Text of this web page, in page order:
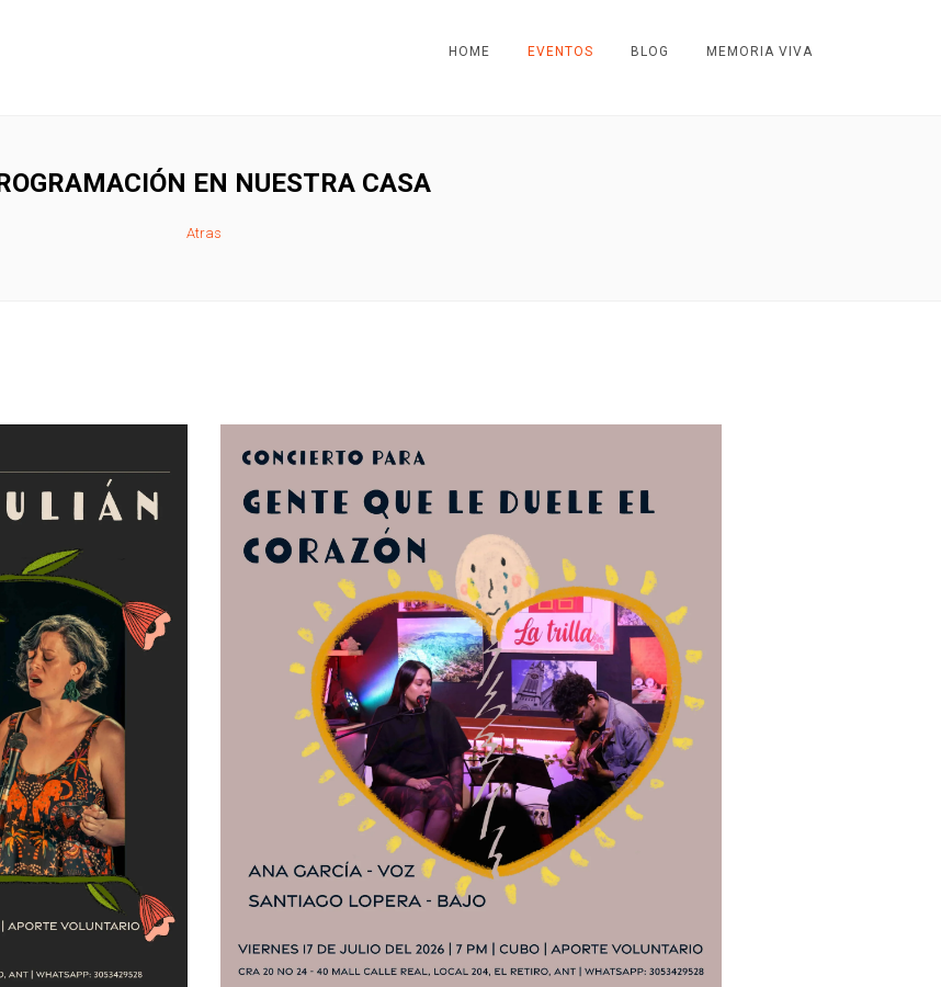
HOME EVENTOS BLOG MEMORIA VIVA
EN NUESTRA CASA
Atras